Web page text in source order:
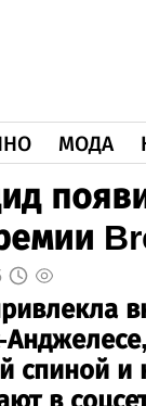
МОДА
спиной
в